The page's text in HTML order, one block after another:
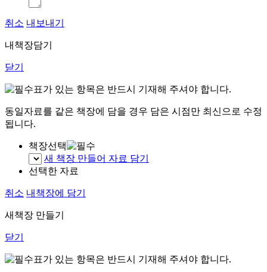
취소 내보내기
내책장담기
닫기
표가 있는 항목은 반드시 기재해 주셔야 합니다.
동일자료를 같은 책장에 담을 경우 담은 시점만 최신으로 수정
됩니다.
책장선택
새 책장 만들어 자료 담기
선택한 자료
취소 내책장에 담기
새책장 만들기
닫기
표가 있는 항목은 반드시 기재해 주셔야 합니다.